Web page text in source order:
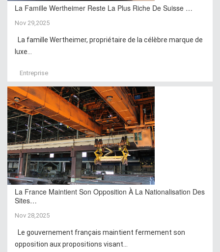
La Famille Wertheimer Reste La Plus Riche De Suisse …
Nov 29,2025
La famille Wertheimer, propriétaire de la célèbre marque de
luxe...
Entreprise
La France Maintient Son Opposition À La Nationalisation Des
Sites…
Nov 28,2025
Le gouvernement français maintient fermement son
opposition aux propositions visant...